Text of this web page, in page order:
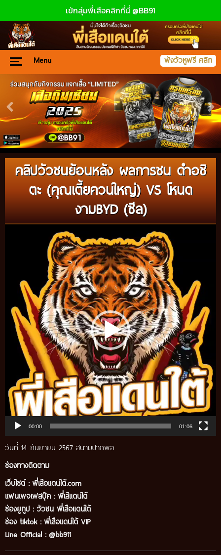
เข้กลุ่มพี่เสือคลิกที่นี่ @BB91
Menu ฟังวัวหูฟรี คลิก
คลิปวัวชนย้อนหลัง ผลการชน ดำอชิ
ตะ (คุณเตี้ยควนใหญ่) VS โหนด
งามBYD (ซีล)
00:00 01:06
วันที่ 14 กันยายน 2567 สนามปากพล
ช่องทางติดตาม
เว็บไซต์ : พี่เสือแดนใต้.com
แฟนเพจเฟสบุ๊ค : พี่เสืแดนใต้
ช่องยูทูป : วัวชน พี่เสือแดนใต้
ช่อง tiktok : พี่เสือแดนใต้ VIP
Line Official : @bb911